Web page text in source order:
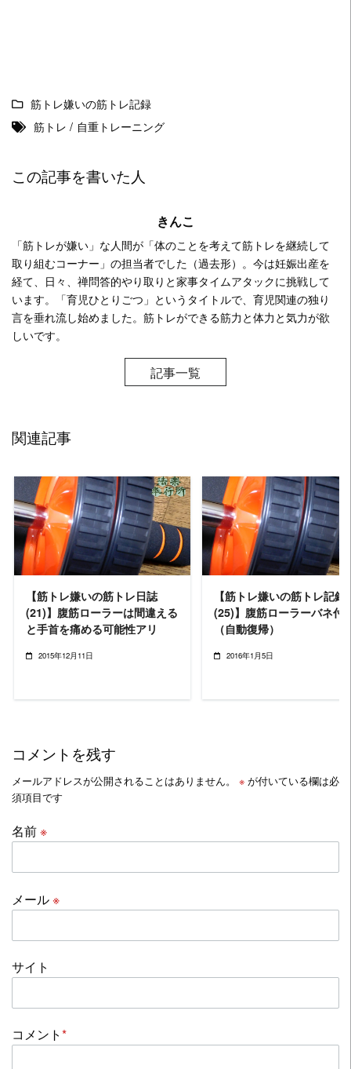
筋トレ嫌いの筋トレ記録
筋トレ / 自重トレーニング
この記事を書いた人
きんこ
「筋トレが嫌い」な人間が「体のことを考えて筋トレを継続して
取り組むコーナー」の担当者でした（過去形）。今は妊娠出産を
経て、日々、禅問答的やり取りと家事タイムアタックに挑戦して
います。「育児ひとりごつ」というタイトルで、育児関連の独り
言を垂れ流し始めました。筋トレができる筋力と体力と気力が欲
しいです。
記事一覧
関連記事
READ MORE
【筋トレ嫌いの筋トレ日誌
(21)】腹筋ローラーは間違える
と手首を痛める可能性アリ
2015年12月11日
READ MORE
【筋トレ嫌いの筋トレ記録
(25)】腹筋ローラーバネ付
（自動復帰）
2016年1月5日
コメントを残す
メールアドレスが公開されることはありません。 ※ が付いている欄は必
須項目です
名前※
メール※
サイト
コメント*